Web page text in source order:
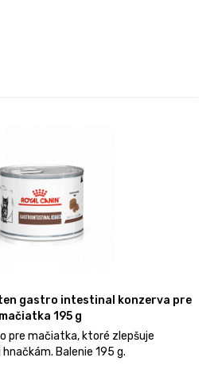
gastro intestinal konzerva pre
mačiatka 195 g
pre mačiatka, ktoré zlepšuje
Balenie 195 g.